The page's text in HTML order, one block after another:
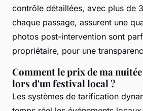
contrôle détaillées, avec plus de
chaque passage, assurent une
photos post-intervention sont
propriétaire, pour une
Comment le prix de ma
lors d'un festival local ?
Les systèmes de tarification